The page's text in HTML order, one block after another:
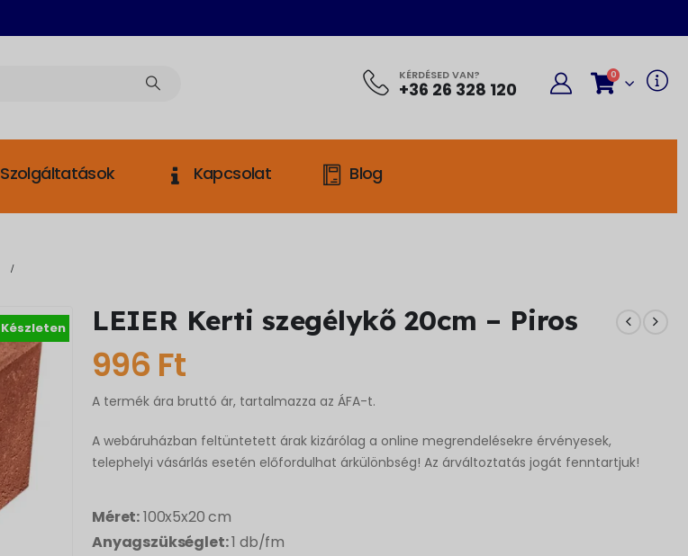
KÉRDÉSED VAN?
+36 26 328 120
0
Szolgáltatások Kapcsolat Blog
Készleten LEIER Kerti szegélykő 20cm – Piros
996 Ft
A termék ára bruttó ár, tartalmazza az ÁFA-t.
A webáruházban feltüntetett árak kizárólag a online megrendelésekre érvényesek,
telephelyi vásárlás esetén előfordulhat árkülönbség! Az árváltoztatás jogát fenntartjuk!
Méret:100x5x20 cm
Anyagszükséglet:1 db/fm